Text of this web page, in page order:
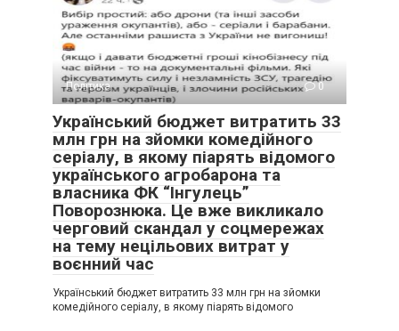
Політика 0
Український бюджет витратить 33
млн грн на зйомки комедійного
серіалу, в якому піарять відомого
українського агробарона та
власника ФК “Інгулець”
Поворознюка. Це вже викликало
черговий скандал у соцмережах
на тему нецільових витрат у
воєнний час
Український бюджет витратить 33 млн грн на зйомки
комедійного серіалу, в якому піарять відомого